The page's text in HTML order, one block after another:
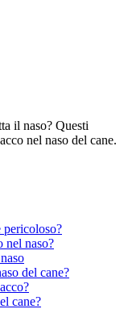
il naso? Questi
nel naso del cane.
pericoloso?
nel naso?
del cane?
cane?